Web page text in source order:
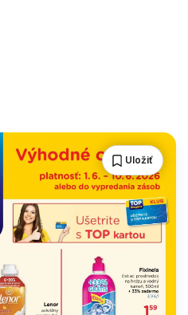
Uložiť